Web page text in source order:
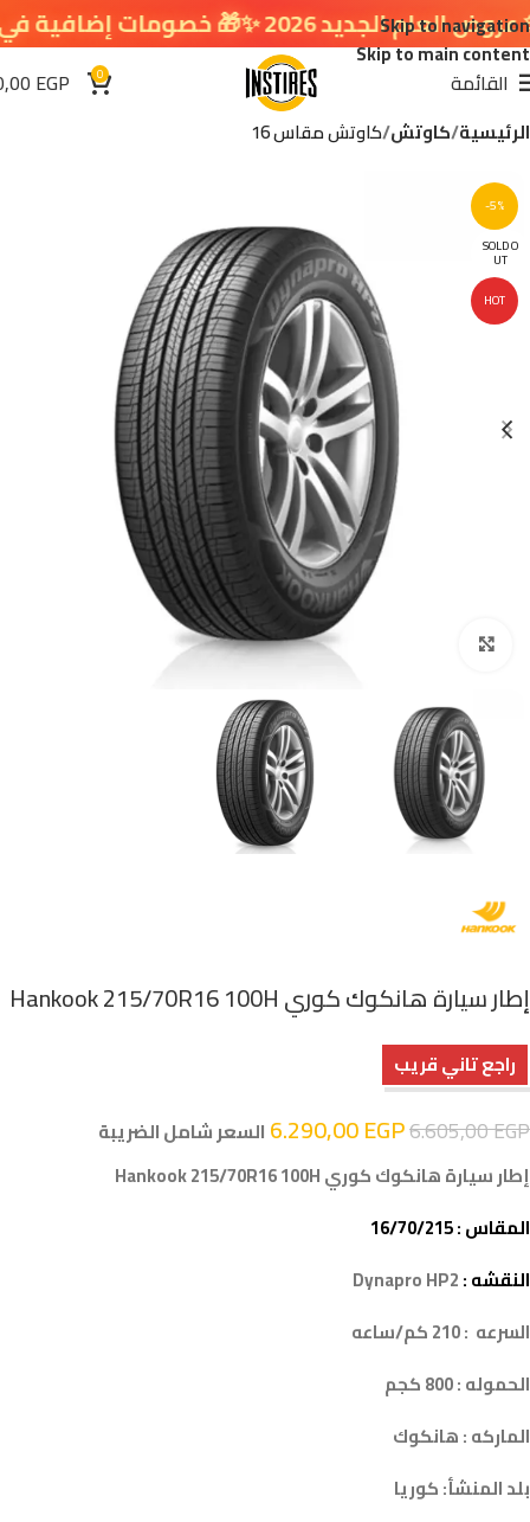
Skip to navigation
Skip to main content
القائمة 0
EGP
الرئيسية كاوتش كاوتش مقاس 16
-5%
SOLD O
UT
HOT
إطار سيارة هانكوك كوري Hankook 215/70R16 100H
راجع تاني قريب
6.605,00EGP
6.290,00EGP
السعر شامل الضريبة
إطار سيارة هانكوك كوري Hankook 215/70R16 100H
المقاس : 16/70/215
النقشه :Dynapro HP2
السرعه : 210 كم/ساعه
الحموله : 800 كجم
الماركه : هانكوك
بلد المنشأ: كوريا
✨🎁 خصومات إضافية في سلة التسوق 🔥